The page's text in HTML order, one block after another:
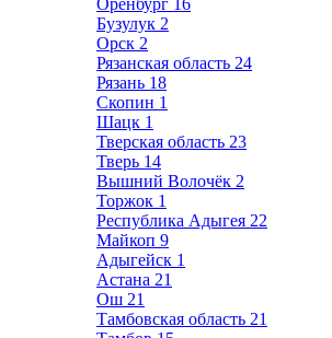
Оренбург 16
Бузулук 2
Орск 2
Рязанская область 24
Рязань 18
Скопин 1
Шацк 1
Тверская область 23
Тверь 14
Вышний Волочёк 2
Торжок 1
Республика Адыгея 22
Майкоп 9
Адыгейск 1
Астана 21
Ош 21
Тамбовская область 21